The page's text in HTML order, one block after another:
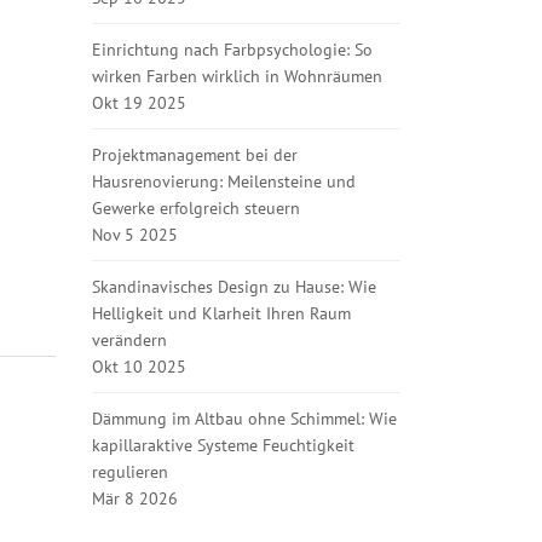
Einrichtung nach Farbpsychologie: So
wirken Farben wirklich in Wohnräumen
Okt 19 2025
Projektmanagement bei der
Hausrenovierung: Meilensteine und
Gewerke erfolgreich steuern
Nov 5 2025
Skandinavisches Design zu Hause: Wie
Helligkeit und Klarheit Ihren Raum
verändern
Okt 10 2025
Dämmung im Altbau ohne Schimmel: Wie
kapillaraktive Systeme Feuchtigkeit
regulieren
Mär 8 2026